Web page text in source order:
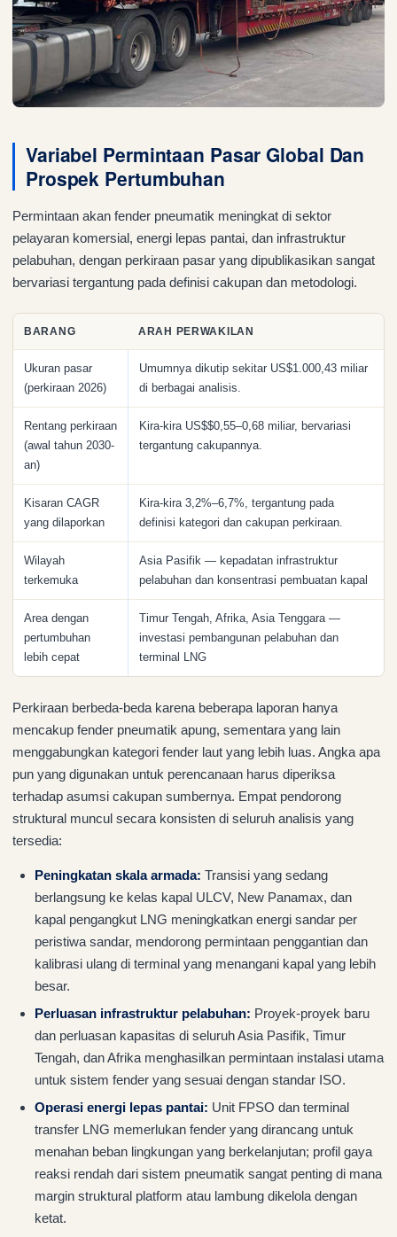
Variabel Permintaan Pasar Global Dan
Prospek Pertumbuhan
Permintaan akan fender pneumatik meningkat di sektor
pelayaran komersial, energi lepas pantai, dan infrastruktur
pelabuhan, dengan perkiraan pasar yang dipublikasikan sangat
bervariasi tergantung pada definisi cakupan dan metodologi.
BARANG ARAH PERWAKILAN
Ukuran pasar
(perkiraan 2026)
Umumnya dikutip sekitar US$1.000,43 miliar
di berbagai analisis.
Rentang perkiraan
(awal tahun 2030-
an)
Kira-kira US$$0,55–0,68 miliar, bervariasi
tergantung cakupannya.
Kisaran CAGR
yang dilaporkan
Kira-kira 3,2%–6,7%, tergantung pada
definisi kategori dan cakupan perkiraan.
Wilayah
terkemuka
Asia Pasifik — kepadatan infrastruktur
pelabuhan dan konsentrasi pembuatan kapal
Area dengan
pertumbuhan
lebih cepat
Timur Tengah, Afrika, Asia Tenggara —
investasi pembangunan pelabuhan dan
terminal LNG
Perkiraan berbeda-beda karena beberapa laporan hanya
mencakup fender pneumatik apung, sementara yang lain
menggabungkan kategori fender laut yang lebih luas. Angka apa
pun yang digunakan untuk perencanaan harus diperiksa
terhadap asumsi cakupan sumbernya. Empat pendorong
struktural muncul secara konsisten di seluruh analisis yang
tersedia:
Peningkatan skala armada: Transisi yang sedang
berlangsung ke kelas kapal ULCV, New Panamax, dan
kapal pengangkut LNG meningkatkan energi sandar per
peristiwa sandar, mendorong permintaan penggantian dan
kalibrasi ulang di terminal yang menangani kapal yang lebih
besar.
Perluasan infrastruktur pelabuhan: Proyek-proyek baru
dan perluasan kapasitas di seluruh Asia Pasifik, Timur
Tengah, dan Afrika menghasilkan permintaan instalasi utama
untuk sistem fender yang sesuai dengan standar ISO.
Operasi energi lepas pantai: Unit FPSO dan terminal
transfer LNG memerlukan fender yang dirancang untuk
menahan beban lingkungan yang berkelanjutan; profil gaya
reaksi rendah dari sistem pneumatik sangat penting di mana
margin struktural platform atau lambung dikelola dengan
ketat.